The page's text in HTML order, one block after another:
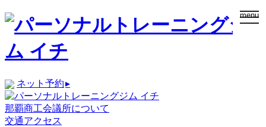
menu
ネット予約▸
那覇商工会議所について
交通アクセス